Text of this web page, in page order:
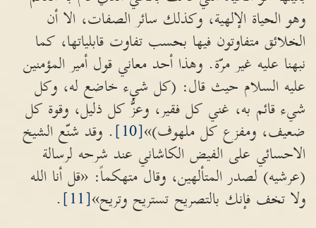
وهو الحياة الإلهية، وكذلك سائر الصفات، الا أن
الخلائق متفاوتون فيها بحسب تفاوت قابلياتها، كما
نبهنا عليه غير مرّة. وهذا أحد معاني قول أمير المؤمنين
عليه السلام حيث قال: (كل شيء خاضع له، وكل
شيء قائم به، غني كل فقير، وعزُّ كل ذليل، وقوة كل
ضعيف، ومفزع كل ملهوف)»[10]
. وقد شنّع الشيخ
الاحسائي على الفيض الكاشاني عند شرحه لرسالة
(عرشيه) لصدر المتألهين، وقال متهكماً: «قل أنا الله
ولا تخف فإنك بالتصريح تستريح وتريح»[11]
.